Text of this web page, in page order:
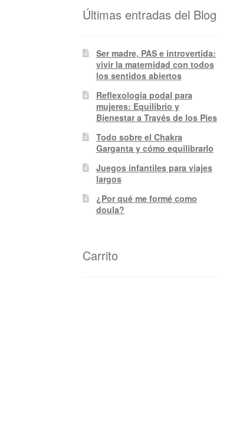
Últimas entradas del Blog
Ser madre, PAS e introvertida:
vivir la maternidad con todos
los sentidos abiertos
Reflexologia podal para
mujeres: Equilibrio y
Bienestar a Través de los Pies
Todo sobre el Chakra
Garganta y cómo equilibrarlo
Juegos infantiles para viajes
largos
¿Por qué me formé como
doula?
Carrito